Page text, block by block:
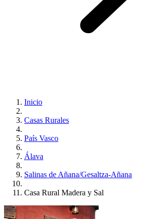
Inicio
Casas Rurales
País Vasco
Álava
Salinas de Añana/Gesaltza-Añana
Casa Rural Madera y Sal